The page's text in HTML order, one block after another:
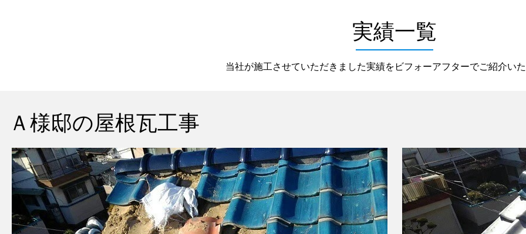
実績一覧
当社が施工させていただきました実績をビフォーアフターでご紹介い
Ａ様邸の屋根瓦工事